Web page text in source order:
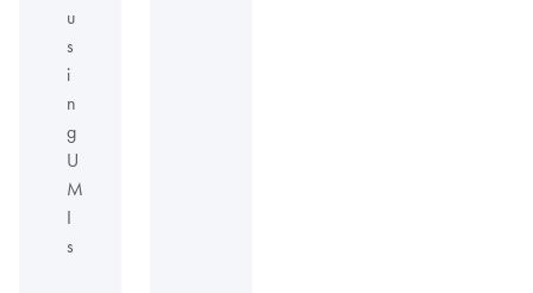
u
s
i
n
g
U
M
I
s